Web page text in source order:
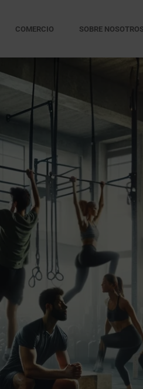
COMERCIO SOBRE NOSOTROS